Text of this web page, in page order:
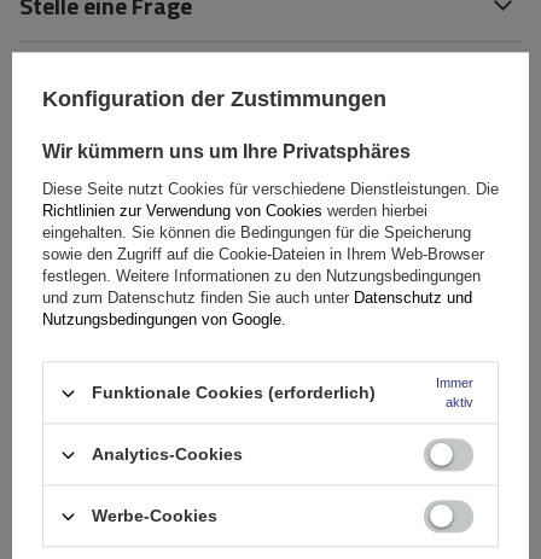
(0)
Ihre Bewertung schreiben
Ihre Note:
5/5
Konfiguration der Zustimmungen
Wir kümmern uns um Ihre Privatsphäres
Diese Seite nutzt Cookies für verschiedene Dienstleistungen. Die
Richtlinien zur Verwendung von Cookies werden hierbei
eingehalten. Sie können die Bedingungen für die Speicherung
sowie den Zugriff auf die Cookie-Dateien in Ihrem Web-Browser
festlegen. Weitere Informationen zu den Nutzungsbedingungen
und zum Datenschutz finden Sie auch unter Datenschutz und
Nutzungsbedingungen von Google.
Funktionale Cookies (erforderlich)
Immer
aktiv
Analytics-Cookies
Werbe-Cookies